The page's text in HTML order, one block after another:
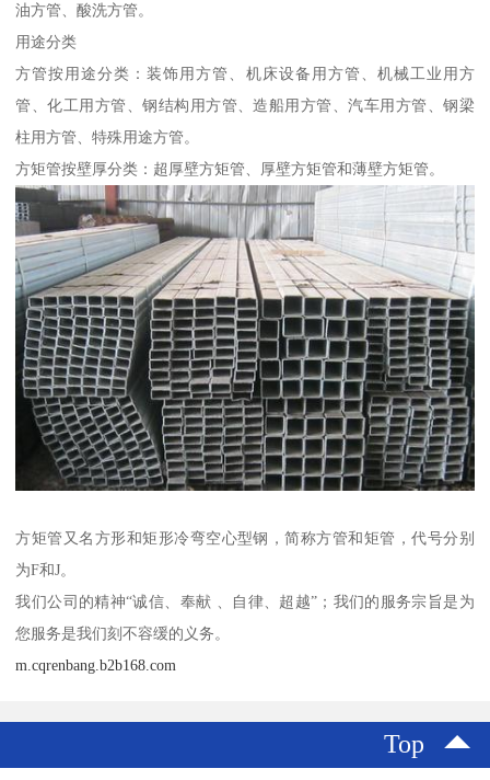
油方管、酸洗方管。
用途分类
方管按用途分类：装饰用方管、机床设备用方管、机械工业用方
管、化工用方管、钢结构用方管、造船用方管、汽车用方管、钢梁
柱用方管、特殊用途方管。
方矩管按壁厚分类：超厚壁方矩管、厚壁方矩管和薄壁方矩管。
方矩管又名方形和矩形冷弯空心型钢，简称方管和矩管，代号分别
为F和J。
我们公司的精神“诚信、奉献 、自律、超越”；我们的服务宗旨是为
您服务是我们刻不容缓的义务。
m.cqrenbang.b2b168.com
Top